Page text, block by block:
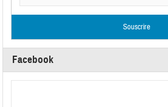
Facebook